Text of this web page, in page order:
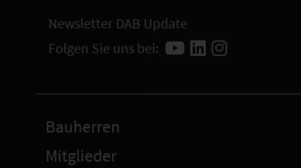
Newsletter DAB Update
Folgen Sie uns bei:
Bauherren
Mitglieder